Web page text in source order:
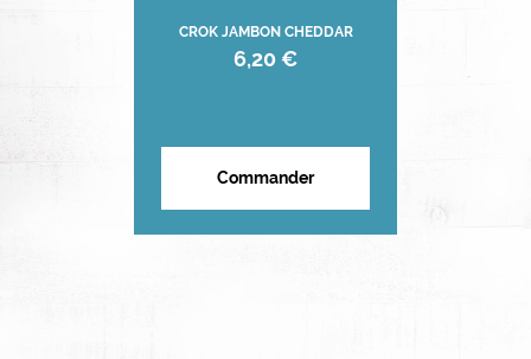
CROK JAMBON CHEDDAR
6,20 €
Commander